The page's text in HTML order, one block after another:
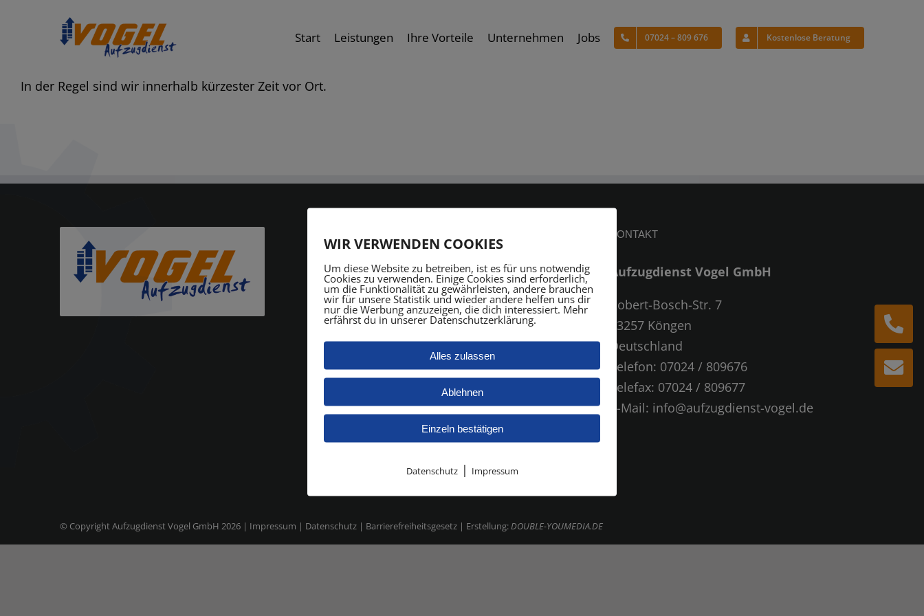
Start Leistungen Ihre Vorteile Unternehmen Jobs 07024 – 809 676 Kostenlose Beratung
In der Regel sind wir innerhalb kürzester Zeit vor Ort.
Startseite
Leistungen
Ihre Vorteile
Unternehmen
Jobs
Kontakt
KONTAKT
Aufzugdienst Vogel GmbH
Robert-Bosch-Str. 7
73257 Köngen
Deutschland
Telefon: 07024 / 809676
Telefax: 07024 / 809677
E-Mail: info@aufzugdienst-vogel.de
© Copyright Aufzugdienst Vogel GmbH 2026 | Impressum | Datenschutz | Barrierefreiheitsgesetz | Erstellung:DOUBLE-YOUMEDIA.DE
WIR VERWENDEN COOKIES
Um diese Website zu betreiben, ist es für uns notwendig
Cookies zu verwenden. Einige Cookies sind erforderlich,
um die Funktionalität zu gewährleisten, andere brauchen
wir für unsere Statistik und wieder andere helfen uns dir
nur die Werbung anzuzeigen, die dich interessiert. Mehr
erfährst du in unserer Datenschutzerklärung.
Alles zulassen
Ablehnen
Einzeln bestätigen
Datenschutz| Impressum